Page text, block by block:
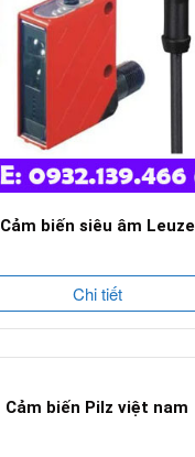
Cảm biến siêu âm Leuze
Chi tiết
Cảm biến Pilz việt nam